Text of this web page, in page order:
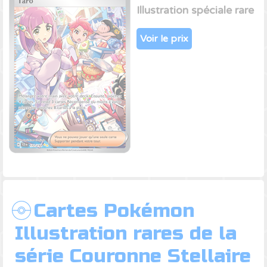
Illustration spéciale rare
Voir le prix
Cartes Pokémon
Illustration rares de la
série Couronne Stellaire